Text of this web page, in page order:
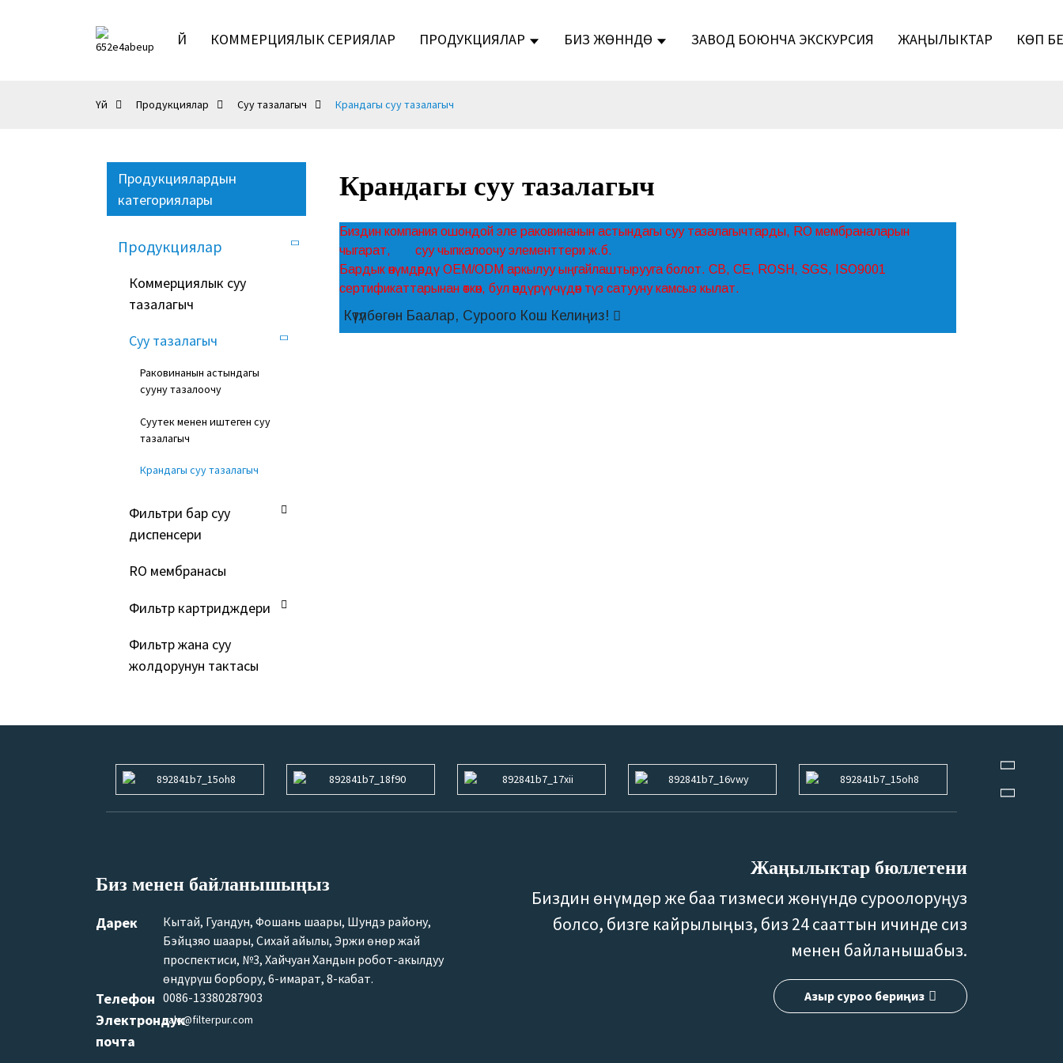
ҮЙ КОММЕРЦИЯЛЫК СЕРИЯЛАР ПРОДУКЦИЯЛАР БИЗ ЖӨНҮНДӨ ЗАВОД БОЮНЧА ЭКСКУРСИЯ ЖАҢЫЛЫКТАР КӨП
Үй Продукциялар Суу тазалагыч Крандагы суу тазалагыч
Продукциялардын
категориялары
Продукциялар
Коммерциялык суу
тазалагыч
Суу тазалагыч
Раковинанын астындагы
сууну тазалоочу
Суутек менен иштеген суу
тазалагыч
Крандагы суу тазалагыч
Фильтри бар суу
диспенсери
RO мембранасы
Фильтр картридждери
Фильтр жана суу
жолдорунун тактасы
Крандагы суу тазалагыч
Биздин компания ошондой эле раковинанын астындагы суу тазалагычтарды, RO мембраналарын
чыгарат,
суу чыпкалоочу элементтери ж.б.
Бардык өнүмдөрдү OEM/ODM аркылуу ыңгайлаштырууга болот. CB, CE, ROSH, SGS, ISO9001
сертификаттарынан өткөн, бул өндүрүүчүдөн түз сатууну камсыз кылат.
Күтүлбөгөн Баалар, Суроого Кош Келиңиз!
Биз менен байланышыңыз
Дарек
Кытай, Гуандун, Фошань шаары, Шундэ району,
Бэйцзяо шаары, Сихай айылы, Эржи өнөр жай
проспектиси, №3, Хайчуан Хандын робот-акылдуу
өндүрүш борбору, 6-имарат, 8-кабат.
Телефон 0086-13380287903
Электрондук
почта
sale@filterpur.com
Жаңылыктар бюллетени
Биздин өнүмдөр же баа тизмеси жөнүндө суроолоруңуз
болсо, бизге кайрылыңыз, биз 24 сааттын ичинде сиз
менен байланышабыз.
Азыр суроо бериңиз